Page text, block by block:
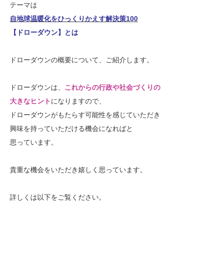
テーマは
自地球温暖化をひっくりかえす解決策100
【ドローダウン】とは
ドローダウンの概要について、ご紹介します。
ドローダウンは、 これからの行政や社会づくりの
大きなヒントになりますので、
ドローダウンがもたらす可能性を感じていただき
興味を持っていただける機会になればと
思っています。
貴重な機会をいただき嬉しく思っています。
詳しくは以下をご覧ください。